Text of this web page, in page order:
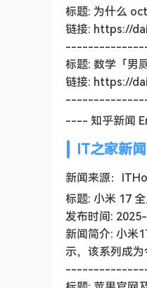
标题: 为什么
链接: https://
标题: 数学「男
链接: https://
---- 知乎新闻
IT之家新闻
新闻来源：
标题: 小米 17
发布时间:
新闻简介: 小米
示，该系列成